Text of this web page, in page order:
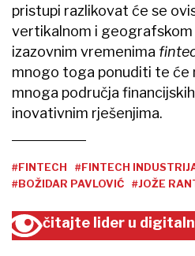
pristupi razlikovat će se
vertikalnom i
izazovnim vremenima
mnogo toga ponuditi te će
mnoga područja
inovativnim rješenjima.
#FINTECH #FINTECH
#BOŽIDAR PAVLOVIĆ
#JOŽE
čitajte lider u